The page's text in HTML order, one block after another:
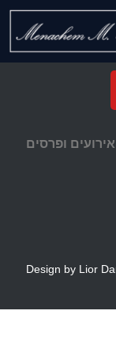
אירועים ופרסים